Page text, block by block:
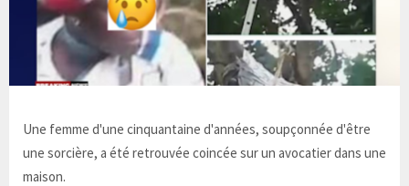
Une femme d'une cinquantaine d'années, soupçonnée d'être
une sorcière, a été retrouvée coincée sur un avocatier dans une
maison.